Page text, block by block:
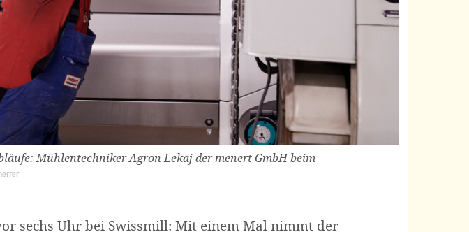
Mühlentechniker Agron Lekaj der menert GmbH beim
sechs Uhr bei Swissmill: Mit einem Mal nimmt der